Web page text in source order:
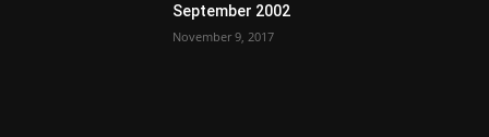
September 2002
November 9, 2017